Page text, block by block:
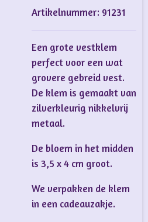
Artikelnummer: 91231
Een grote vestklem
perfect voor een wat
grovere gebreid vest.
De klem is gemaakt van
zilverkleurig nikkelvrij
metaal.
De bloem in het midden
is 3,5 x 4 cm groot.
We verpakken de klem
in een cadeauzakje.